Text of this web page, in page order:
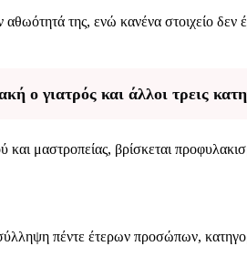
αθωότητά της, ενώ κανένα στοιχείο
ο γιατρός και άλλοι τρεις
μαστροπείας, βρίσκεται
πέντε έτερων προσώπων,